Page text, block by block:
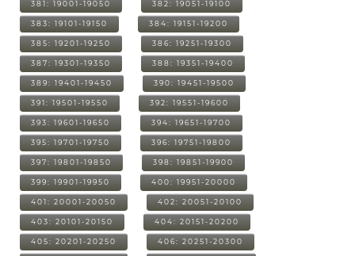
381: 19001-19050 382: 19051-19100
383: 19101-19150 384: 19151-19200
385: 19201-19250 386: 19251-19300
387: 19301-19350 388: 19351-19400
389: 19401-19450 390: 19451-19500
391: 19501-19550 392: 19551-19600
393: 19601-19650 394: 19651-19700
395: 19701-19750 396: 19751-19800
397: 19801-19850 398: 19851-19900
399: 19901-19950 400: 19951-20000
401: 20001-20050 402: 20051-20100
403: 20101-20150 404: 20151-20200
405: 20201-20250 406: 20251-20300